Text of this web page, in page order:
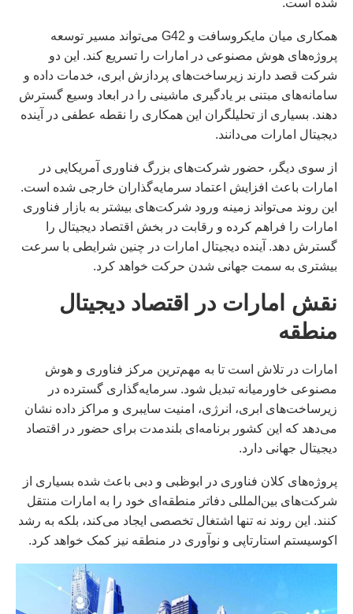
همکاری میان مایکروسافت و G42 می‌تواند مسیر توسعه
پروژه‌های هوش مصنوعی در امارات را تسریع کند. این دو
شرکت قصد دارند زیرساخت‌های پردازش ابری، خدمات داده و
سامانه‌های مبتنی بر یادگیری ماشینی را در ابعاد وسیع گسترش
دهند. بسیاری از تحلیلگران این همکاری را نقطه عطفی در آینده
دیجیتال امارات می‌دانند.
از سوی دیگر، حضور شرکت‌های بزرگ فناوری آمریکایی در
امارات باعث افزایش اعتماد سرمایه‌گذاران خارجی شده است.
این روند می‌تواند زمینه ورود شرکت‌های بیشتر به بازار فناوری
امارات را فراهم کرده و رقابت در بخش اقتصاد دیجیتال را
گسترش دهد. آینده دیجیتال امارات در چنین شرایطی با سرعت
بیشتری به سمت جهانی شدن حرکت خواهد کرد.
نقش امارات در اقتصاد دیجیتال
منطقه
امارات در تلاش است تا به مهم‌ترین مرکز فناوری و هوش
مصنوعی خاورمیانه تبدیل شود. سرمایه‌گذاری گسترده در
زیرساخت‌های ابری، انرژی، امنیت سایبری و مراکز داده نشان
می‌دهد که این کشور برنامه‌ای بلندمدت برای حضور در اقتصاد
دیجیتال جهانی دارد.
پروژه‌های کلان فناوری در ابوظبی و دبی باعث شده بسیاری از
شرکت‌های بین‌المللی دفاتر منطقه‌ای خود را به امارات منتقل
کنند. این روند نه تنها اشتغال تخصصی ایجاد می‌کند، بلکه به رشد
اکوسیستم استارتاپی و نوآوری در منطقه نیز کمک خواهد کرد.